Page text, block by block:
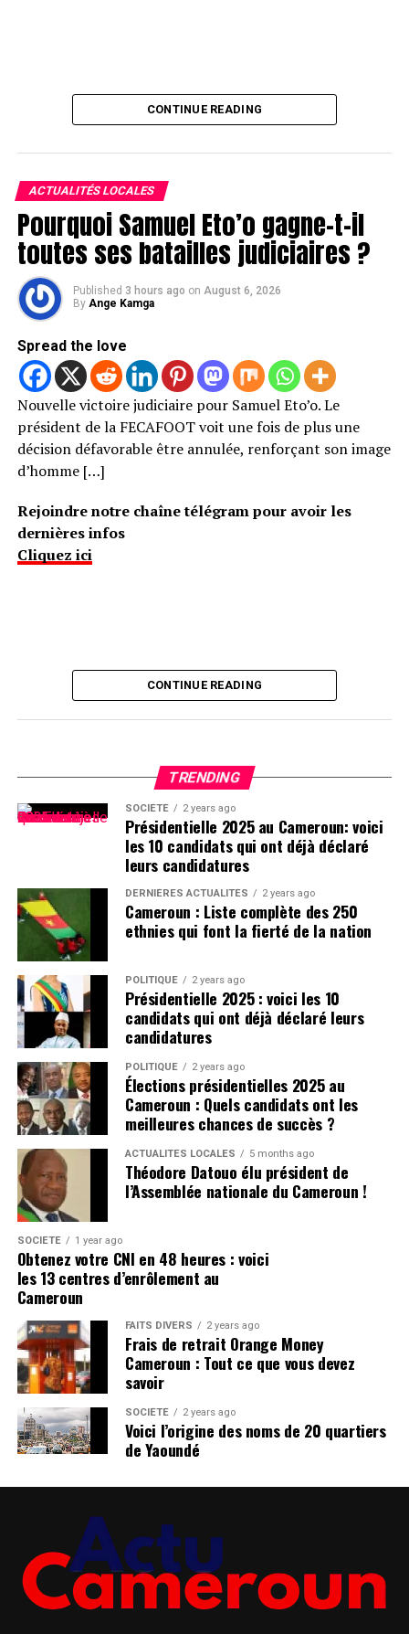
CONTINUE READING
ACTUALITÉS LOCALES
Pourquoi Samuel Eto’o gagne-t-il
toutes ses batailles judiciaires ?
Published 3 hours ago on August 6, 2026
By Ange Kamga
Spread the love
Nouvelle victoire judiciaire pour Samuel Eto’o. Le
président de la FECAFOOT voit une fois de plus une
décision défavorable être annulée, renforçant son image
d’homme […]
Rejoindre notre chaîne télégram pour avoir les
dernières infos
Cliquez ici
CONTINUE READING
TRENDING
SOCIÉTÉ 2 years ago
Présidentielle 2025 au Cameroun: voici
les 10 candidats qui ont déjà déclaré
leurs candidatures
DERNIÈRES ACTUALITÉS 2 years ago
Cameroun : Liste complète des 250
ethnies qui font la fierté de la nation
POLITIQUE 2 years ago
Présidentielle 2025 : voici les 10
candidats qui ont déjà déclaré leurs
candidatures
POLITIQUE 2 years ago
Élections présidentielles 2025 au
Cameroun : Quels candidats ont les
meilleures chances de succès ?
ACTUALITÉS LOCALES 5 months ago
Théodore Datouo élu président de
l’Assemblée nationale du Cameroun !
SOCIÉTÉ 1 year ago
Obtenez votre CNI en 48 heures : voici
les 13 centres d’enrôlement au
Cameroun
FAITS DIVERS 2 years ago
Frais de retrait Orange Money
Cameroun : Tout ce que vous devez
savoir
SOCIÉTÉ 2 years ago
Voici l’origine des noms de 20 quartiers
de Yaoundé